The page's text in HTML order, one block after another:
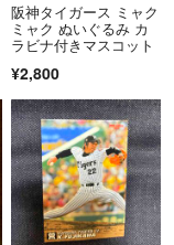
阪神タイガース ミャク
ミャク ぬいぐるみ カ
ラビナ付きマスコット
¥2,800